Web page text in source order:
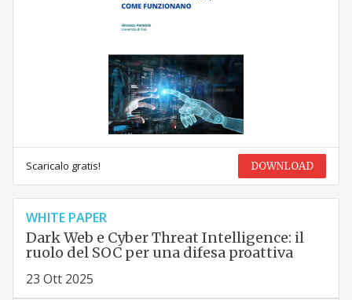
Scaricalo gratis! DOWNLOAD
WHITE PAPER
Dark Web e Cyber Threat Intelligence: il
ruolo del SOC per una difesa proattiva
23 Ott 2025